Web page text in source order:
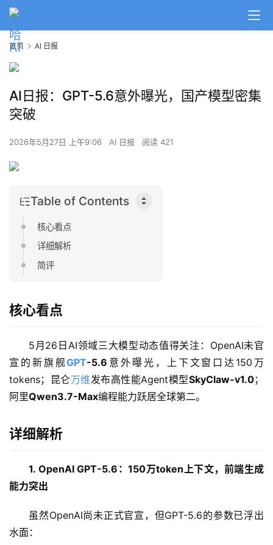
首页 AI 日报
AI日报：GPT-5.6意外曝光，国产模型密集
突破
2026年5月27日 上午9:06 AI 日报 阅读 421
Table of Contents
核心看点
详细解析
简评
核心看点
5月26日AI领域三大模型动态值得关注：OpenAI未官
宣的新旗舰GPT-5.6 意外曝光，上下文窗口达150万
tokens；昆仑万维发布高性能Agent模型SkyClaw-v1.0；
阿里Qwen3.7-Max编程能力跃居全球第二。
详细解析
1. OpenAI GPT-5.6：150万token上下文，前端生成
能力突出
虽然OpenAI尚未正式官宣，但GPT-5.6的参数已浮出
水面：